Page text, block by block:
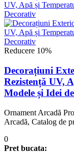
Reducere 10%
Decorațiuni
Rezistență UV,
Modele și Idei
Ornament Arcadă
Arcadă, Catalog de
0
Pret bucata: